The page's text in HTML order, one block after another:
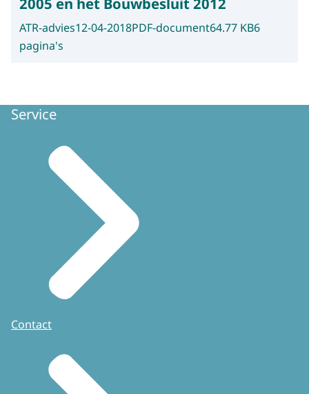
ATR-advies12-04-2018PDF-document64.77 KB6
pagina's
Service
Contact